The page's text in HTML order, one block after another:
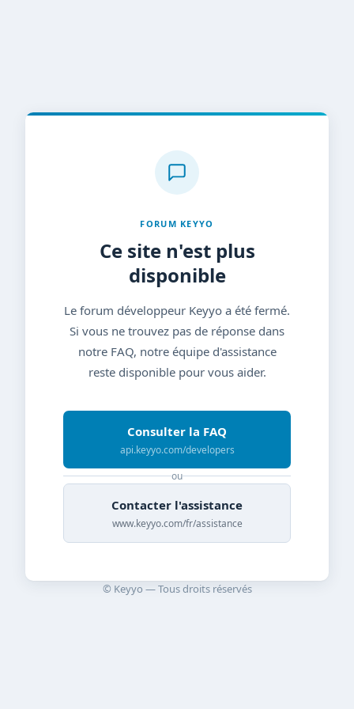
FORUM KEYYO
Ce site n'est plus
disponible
Le forum développeur Keyyo a été fermé.
Si vous ne trouvez pas de réponse dans
notre FAQ, notre équipe d'assistance
reste disponible pour vous aider.
Consulter la FAQ
api.keyyo.com/developers
ou
Contacter l'assistance
www.keyyo.com/fr/assistance
© Keyyo — Tous droits réservés